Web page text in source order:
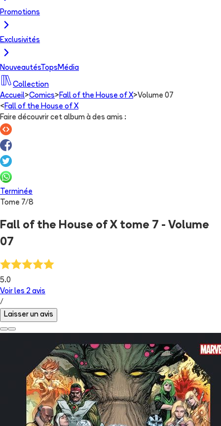
Promotions
Exclusivités
NouveautésTops Média
Collection
Accueil>Comics> Fall of the House of X>Volume 07
< Fall of the House of X
Faire découvrir cet album à des amis :
Terminée
Tome 7/8
Fall of the House of X tome 7 - Volume
07
5.0
Voir les 2 avis
/
Laisser un avis